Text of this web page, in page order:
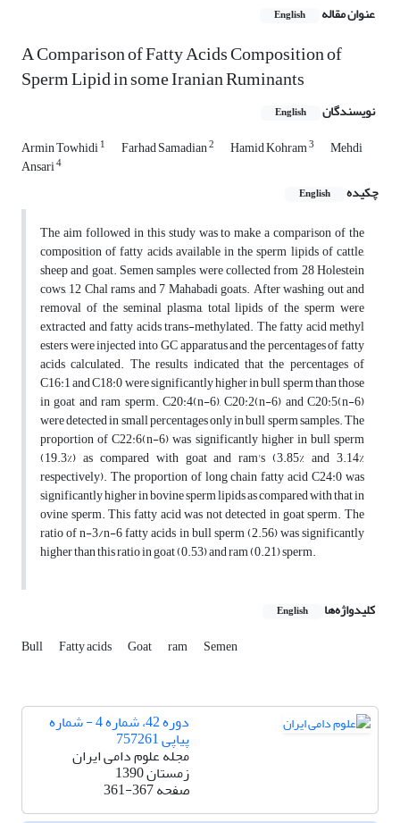
عنوان مقاله English
A Comparison of Fatty Acids Composition of
Sperm Lipid in some Iranian Ruminants
نویسندگان English
Armin Towhidi1 Farhad Samadian2 Hamid Kohram3 Mehdi
Ansari4
چکیده English
The aim followed in this study was to make a comparison of the
composition of fatty acids available in the sperm lipids of cattle,
sheep and goat. Semen samples were collected from 28 Holestein
cows, 12 Chal rams and 7 Mahabadi goats. After washing out and
removal of the seminal plasma, total lipids of the sperm were
extracted and fatty acids trans-methylated. The fatty acid methyl
esters were injected into GC apparatus and the percentages of fatty
acids calculated. The results indicated that the percentages of
C16:1 and C18:0 were significantly higher in bull sperm than those
in goat and ram sperm. C20:4(n-6), C20:2(n-6) and C20:5(n-6)
were detected in small percentages only in bull sperm samples. The
proportion of C22:6(n-6) was significantly higher in bull sperm
(19.3%) as compared with goat and ram's (3.85% and 3.14%
respectively). The proportion of long chain fatty acid C24:0 was
significantly higher in bovine sperm lipids as compared with that in
ovine sperm. This fatty acid was not detected in goat sperm. The
ratio of n-3/n-6 fatty acids in bull sperm (2.56) was significantly
higher than this ratio in goat (0.53) and ram (0.21) sperm.
کلیدواژه‌ها English
Bull Fatty acids Goat ram Semen
دوره 42، شماره 4 - شماره
پیاپی 757261
مجله علوم دامی ایران
زمستان 1390
صفحه361-367